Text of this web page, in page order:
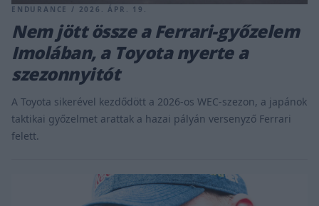
ENDURANCE / 2026. ÁPR. 19.
Nem jött össze a Ferrari-győzelem
Imolában, a Toyota nyerte a
szezonnyitót
A Toyota sikerével kezdődött a 2026-os WEC-szezon, a japánok
taktikai győzelmet arattak a hazai pályán versenyző Ferrari
felett.